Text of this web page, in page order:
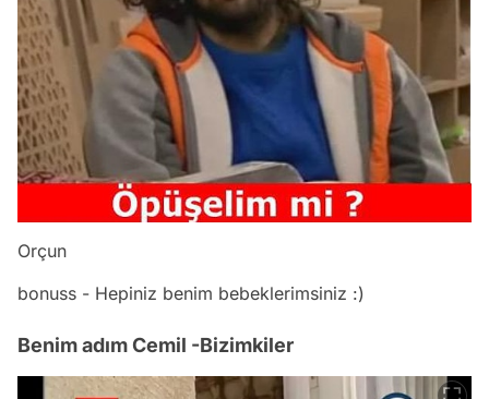
Orçun
bonuss - Hepiniz benim bebeklerimsiniz :)
Benim adım Cemil -Bizimkiler